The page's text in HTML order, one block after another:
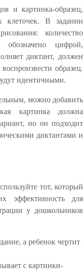
и картинка-образец,
клеточек. В задании
количество
цифрой,
диктант, должен
образец.
идентичными.
можно добавить
картинка должна
но он подходит
диктантами и
тот, который
эффективность для
у дошкольников
а ребенок чертит
с картинки-